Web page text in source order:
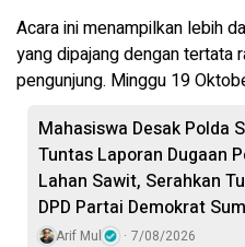
Acara ini menampilkan lebih
yang dipajang dengan tertata
pengunjung. Minggu 19
Mahasiswa Desak Polda
Tuntas Laporan Dugaan
Lahan Sawit, Serahkan
DPD Partai Demokrat
Arif Mul 7/08/2026